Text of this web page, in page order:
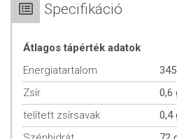
ÖSSZETÉTEL
Összetevők: burgonyapehely,
só
A termék olyan üzemben készült,
mustármagot, dióféléket és
Specifikáció
Átlagos tápérték adatok
Energiatartalom
Zsír
0,6
telített zsírsavak
0,4